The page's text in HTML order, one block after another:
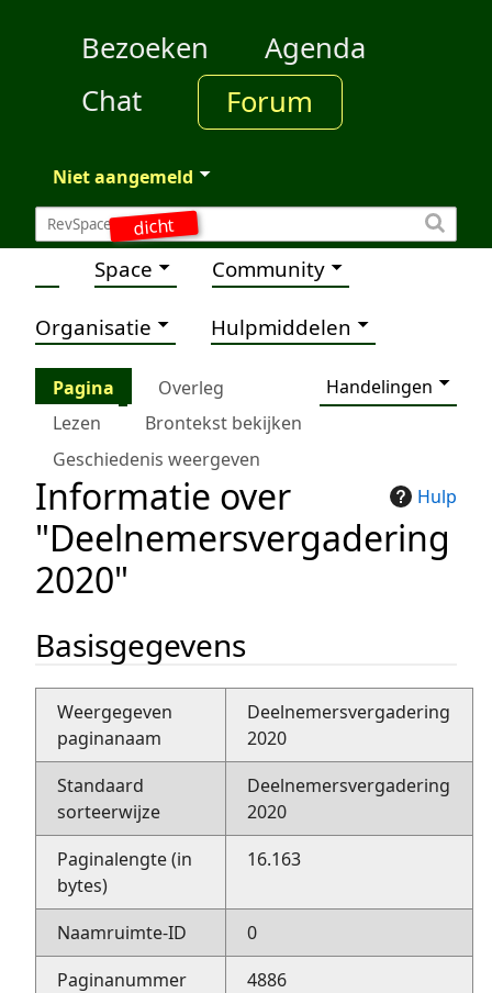
dicht
Bezoeken
Agenda
Chat
Forum
Niet aangemeld
Space Community
Organisatie Hulpmiddelen
Pagina Overleg
Handelingen
Lezen
Brontekst bekijken
Geschiedenis weergeven
Hulp
Informatie over
"Deelnemersvergadering
2020"
Basisgegevens
Weergegeven
paginanaam
Deelnemersvergadering
2020
Standaard
sorteerwijze
Deelnemersvergadering
2020
Paginalengte (in
bytes)
16.163
Naamruimte-ID
0
Paginanummer
4886